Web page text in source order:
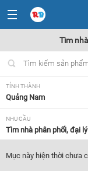
Tìm
TỈNH THÀNH
Quảng Nam
NHU CẦU
Tìm nhà phân phối, đại lý
Mục này hiện thời chưa